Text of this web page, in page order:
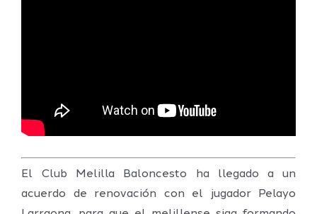
El Club Melilla Baloncesto ha llegado a un
acuerdo de renovación con el jugador Pelayo